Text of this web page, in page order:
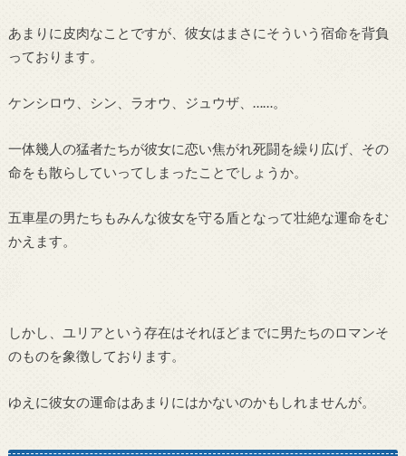
あまりに皮肉なことですが、彼女はまさにそういう宿命を背負
っております。
ケンシロウ、シン、ラオウ、ジュウザ、……。
一体幾人の猛者たちが彼女に恋い焦がれ死闘を繰り広げ、その
命をも散らしていってしまったことでしょうか。
五車星の男たちもみんな彼女を守る盾となって壮絶な運命をむ
かえます。
しかし、ユリアという存在はそれほどまでに男たちのロマンそ
のものを象徴しております。
ゆえに彼女の運命はあまりにはかないのかもしれませんが。